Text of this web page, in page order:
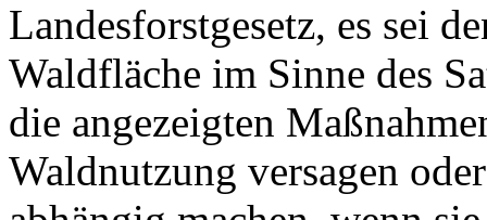
Landesforstgesetz, es sei
Waldfläche im Sinne des
die angezeigten
Waldnutzung versagen